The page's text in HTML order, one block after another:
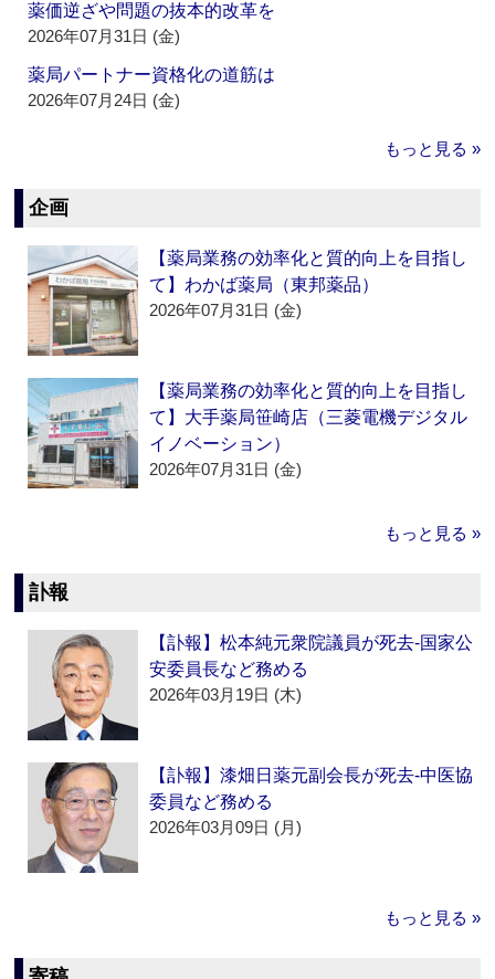
薬価逆ざや問題の抜本的改革を
2026年07月31日 (金)
薬局パートナー資格化の道筋は
2026年07月24日 (金)
もっと見る »
企画
【薬局業務の効率化と質的向上を目指し
て】わかば薬局（東邦薬品）
2026年07月31日 (金)
【薬局業務の効率化と質的向上を目指し
て】大手薬局笹崎店（三菱電機デジタル
イノベーション）
2026年07月31日 (金)
もっと見る »
訃報
【訃報】松本純元衆院議員が死去‐国家公
安委員長など務める
2026年03月19日 (木)
【訃報】漆畑日薬元副会長が死去‐中医協
委員など務める
2026年03月09日 (月)
もっと見る »